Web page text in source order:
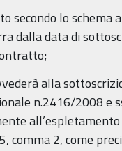
secondo lo schema
dalla data di
alla
n.2416/2008 e
comma 2, come